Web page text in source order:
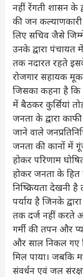
नहीं रेंगती शासन के
की जन
लिए सचिव जैसे
उनके द्वारा पंचायत
तक नदारत रहते
रोजगार सहायक
जिसका कहना है कि
में बैठकर कुर्सियां
जनता के द्वारा
जाने वाले
जनता की कानों में
होकर परिणाम
होकर जनता के हित
निष्क्रियता देखनी है
पर्याय है जिनके
तक दर्ज नहीं करते
गर्मी की तपन और
और साल निकल गए
मिल पाया। जबकि
संवर्धन एवं जल